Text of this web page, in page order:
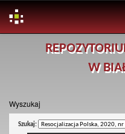
W
Wyszukaj
Szukaj: